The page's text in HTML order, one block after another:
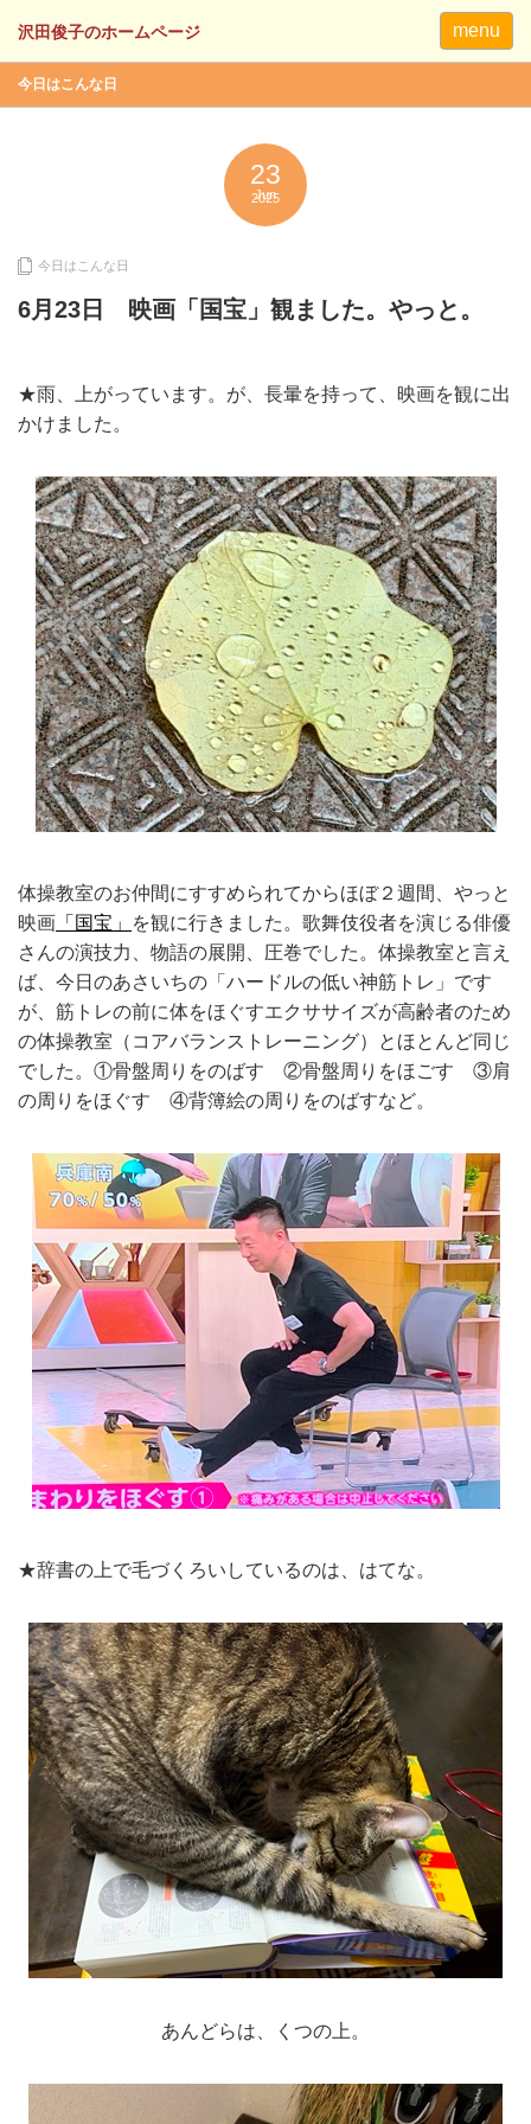
menu
今日はこんな日
23
Jun
2025
今日はこんな日
6月23日 映画「国宝」観ました。やっと。
★雨、上がっています。が、長暈を持って、映画を観に出
かけました。
体操教室のお仲間にすすめられてからほぼ２週間、やっと
映画 「国宝」
を観に行きました。歌舞伎役者を演じる俳優
さんの演技力、物語の展開、圧巻でした。体操教室と言え
ば、今日のあさいちの「ハードルの低い神筋トレ」です
が、筋トレの前に体をほぐすエクササイズが高齢者のため
の体操教室（コアバランストレーニング）とほとんど同じ
でした。①骨盤周りをのばす ②骨盤周りをほごす ③肩
の周りをほぐす ④背簿絵の周りをのばすなど。
★辞書の上で毛づくろいしているのは、はてな。
あんどらは、くつの上。